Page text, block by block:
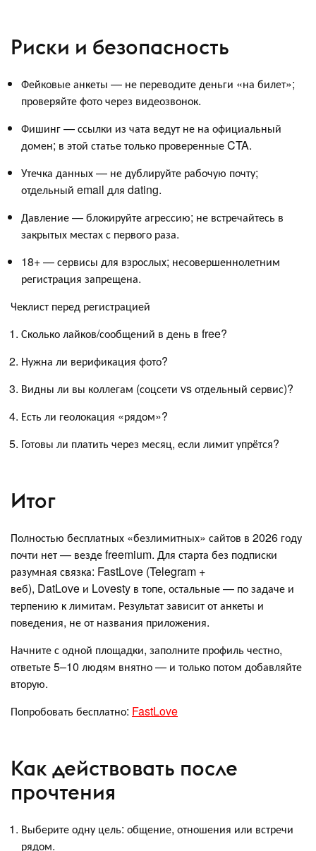
Риски и безопасность
Фейковые анкеты — не переводите деньги «на билет»;
проверяйте фото через видеозвонок.
Фишинг — ссылки из чата ведут не на официальный
домен; в этой статье только проверенные CTA.
Утечка данных — не дублируйте рабочую почту;
отдельный email для dating.
Давление — блокируйте агрессию; не встречайтесь в
закрытых местах с первого раза.
18+ — сервисы для взрослых; несовершеннолетним
регистрация запрещена.
Чеклист перед регистрацией
Сколько лайков/сообщений в день в free?
Нужна ли верификация фото?
Видны ли вы коллегам (соцсети vs отдельный сервис)?
Есть ли геолокация «рядом»?
Готовы ли платить через месяц, если лимит упрётся?
Итог
Полностью бесплатных «безлимитных» сайтов в 2026 году
почти нет — везде freemium. Для старта без подписки
разумная связка: FastLove (Telegram +
веб), DatLove и Lovesty в топе, остальные — по задаче и
терпению к лимитам. Результат зависит от анкеты и
поведения, не от названия приложения.
Начните с одной площадки, заполните профиль честно,
ответьте 5–10 людям внятно — и только потом добавляйте
вторую.
Попробовать бесплатно: FastLove
Как действовать после
прочтения
Выберите одну цель: общение, отношения или встречи
рядом.